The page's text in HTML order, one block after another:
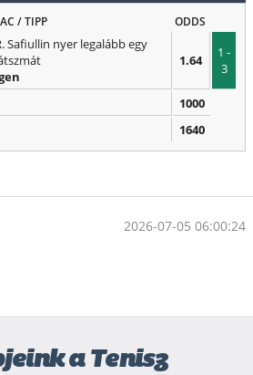
/ TIPP ODDS
Safiullin nyer legalább egy
1.64
1 -
3
1000
1640
2026-07-05 06:00:24
a Tenisz